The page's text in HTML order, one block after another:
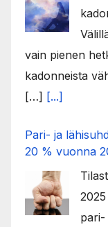
vain pienen
kadonneista
[…] [...]
Pari- ja
20 % vuonna
pari-